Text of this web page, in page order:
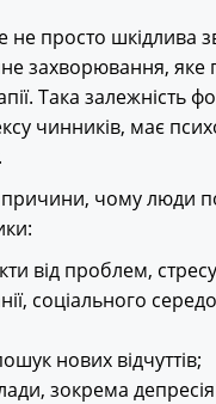
просто шкідлива
захворювання, яке
Така залежність
чинників, має
чому люди
від проблем,
соціального
нових відчуттів;
зокрема